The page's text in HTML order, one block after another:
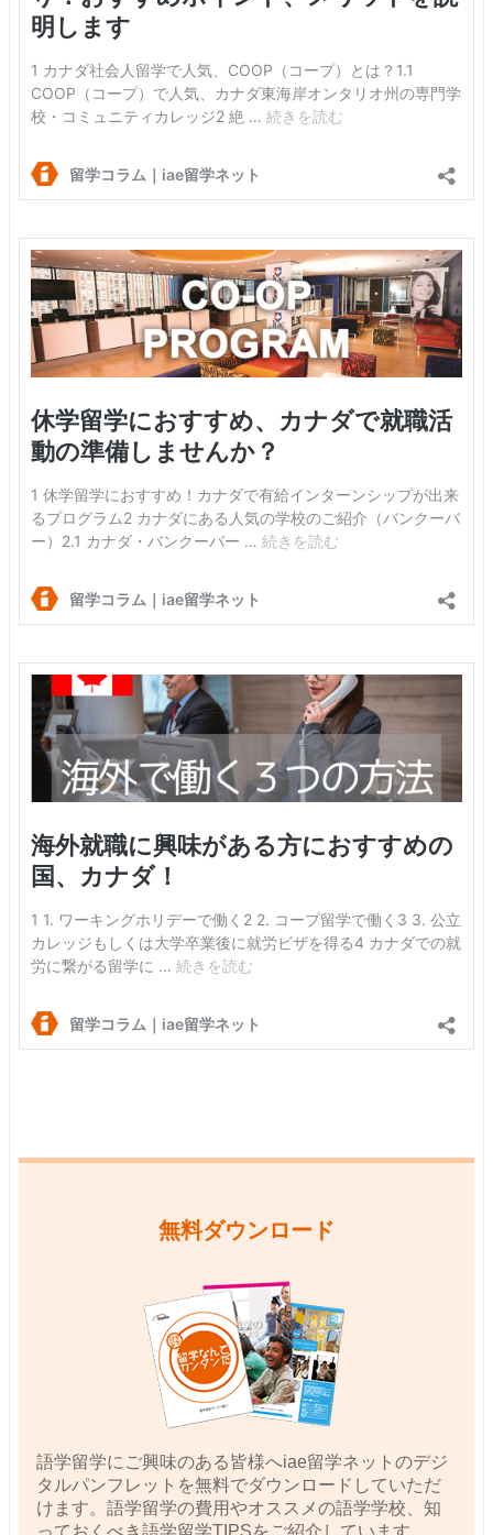
無料ダウンロード
語学留学にご興味のある皆様へiae留学ネットのデジ
タルパンフレットを無料でダウンロードしていただ
けます。語学留学の費用やオススメの語学学校、知
っておくべき語学留学TIPSをご紹介しています。